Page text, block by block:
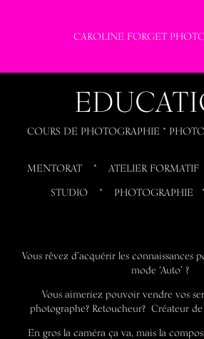
CAROLINE FORGET
COURS DE PHOTOGRAPHIE *
MENTORAT * ATELIER
STUDIO * PHOTOGRAPHIE
Vous rêvez d’acquérir les connaissances
mode ‘Auto’ ?
Vous aimeriez pouvoir vendre vos
photographe? Retoucheur? Créateur
En gros la caméra ça va, mais la